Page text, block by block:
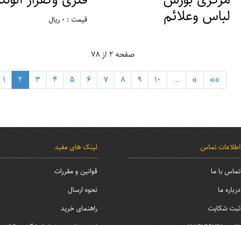
لباس وعلائم
قیمت : 0 ریال
صفحه 2 از 78
1 2 3 4 5 6 7 8 9 10 … » »»
اطلاعات تماس
تماس با ما
درباره ما
ثبت شکایت
لینک های مفید
قوانین و مقررات
نحوه ارسال
راهنمای خرید